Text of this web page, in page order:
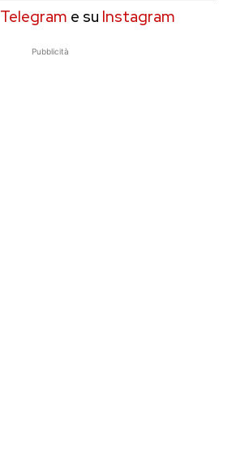
Telegram e su Instagram
Pubblicità